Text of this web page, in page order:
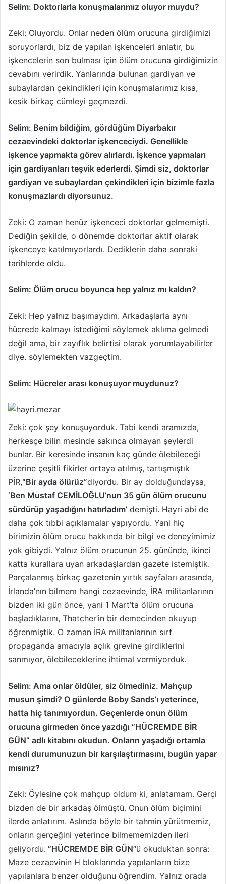
Selim: Doktorlarla konuşmalarımız oluyor muydu?
Zeki: Oluyordu. Onlar neden ölüm orucuna girdiğimizi
soruyorlardı, biz de yapılan işkenceleri anlatır, bu
işkencelerin son bulması için ölüm orucuna girdiğimizin
cevabını verirdik. Yanlarında bulunan gardiyan ve
subaylardan çekindikleri için konuşmalarımız kısa,
kesik birkaç cümleyi geçmezdi.
Selim: Benim bildiğim, gördüğüm Diyarbakır
cezaevindeki doktorlar işkenceciydi. Genellikle
işkence yapmakta görev alırlardı. İşkence yapmaları
için gardiyanları teşvik ederlerdi. Şimdi siz, doktorlar
gardiyan ve subaylardan çekindikleri için bizimle fazla
konuşmazlardı diyorsunuz.
Zeki: O zaman henüz işkenceci doktorlar gelmemişti.
Dediğin şekilde, o dönemde doktorlar aktif olarak
işkenceye katılmıyorlardı. Dediklerin daha sonraki
tarihlerde oldu.
Selim: Ölüm orucu boyunca hep yalnız mı kaldın?
Zeki: Hep yalnız başımaydım. Arkadaşlarla aynı
hücrede kalmayı istediğimi söylemek aklıma gelmedi
değil ama, bir zayıflık belirtisi olarak yorumlayabilirler
diye. söylemekten vazgeçtim.
Selim: Hücreler arası konuşuyor muydunuz?
Zeki: çok şey konuşuyorduk. Tabi kendi aramızda,
herkesçe bilin mesinde sakınca olmayan şeylerdi
bunlar. Bir keresinde insanın kaç günde ölebileceği
üzerine çeşitli fikirler ortaya atılmış, tartışmıştık
PİR,“Bir ayda ölürüz”diyordu. Bir ay dolduğundaysa,
‘Ben Mustaf CEMİLOĞLU’nun 35 gün ölüm orucunu
sürdürüp yaşadığını hatırladım’ demişti. Hayri abi de
daha çok tıbbi açıklamalar yapıyordu. Yani hiç
birimizin ölüm orucu hakkında bir bilgi ve deneyimimiz
yok gibiydi. Yalnız ölüm orucunun 25. gününde, ikinci
katta kurallara uyan ar­kadaşlardan gazete istemiştik.
Parçalanmış birkaç gazetenin yırtık sayfaları arasında,
İrlanda’nın bilmem hangi cezaevinde, İRA militan­larının
bizden iki gün önce, yani 1 Mart’ta ölüm orucuna
başladıklarını, Thatcher’in bir demecinden okuyup
öğrenmiştik. O zaman İRA mili­tanlarının sırf
propaganda amacıyla açlık grevine girdiklerini
sanmıyor, ölebileceklerine ihtimal vermiyorduk.
Selim: Ama onlar öldüler, siz ölmediniz. Mahçup
musun şimdi? O günlerde Boby Sands’ı yeterince,
hatta hiç tanımıyordun. Geçenlerde onun ölüm
orucuna girmeden önce yazdığı “HÜCREMDE BİR
GÜN” adlı kitabını okudun. Onların yaşadığı ortamla
kendi durumunuzun bir karşılaştırmasını, bugün yapar
mısınız?
Zeki: Öylesine çok mahçup oldum ki, anlatamam. Gerçi
bizden de bir arkadaş ölmüştü. Onun ölüm biçimini
ilerde anlatırım. Aslında böyle bir tahmin yürütmemiz,
onların gerçeğini yeterince bilmememiz­den ileri
geliyordu. “HÜCREMDE BİR GÜN“ü okuduktan sonra:
Maze cezaevinin H bloklarında yapılanların bize
yapılanlara benzer olduğunu öğrendim. Yalnız orada